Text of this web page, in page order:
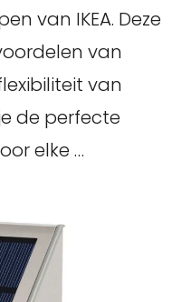
van IKEA. Deze
van
van
de perfecte
elke …